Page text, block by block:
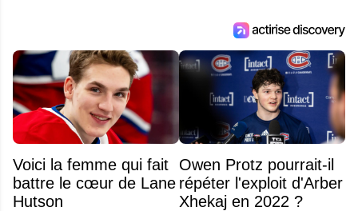
Voici la femme qui fait
battre le cœur de Lane
Hutson
Owen Protz pourrait-il
répéter l'exploit d'Arber
Xhekaj en 2022 ?